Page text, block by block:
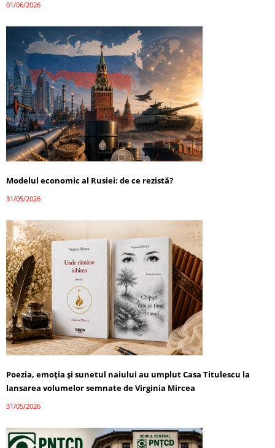
01/06/2026
Modelul economic al Rusiei: de ce rezistă?
31/05/2026
Poezia, emoția și sunetul naiului au umplut Casa Titulescu la
lansarea volumelor semnate de Virginia Mircea
31/05/2026